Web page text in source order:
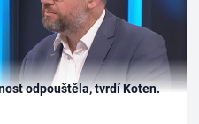
odpouštěla, tvrdí Koten.